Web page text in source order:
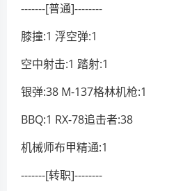
-------[普通]--------
膝撞:1 浮空弹:1
空中射击:1 踏射:1
银弹:38 M-137格林机枪:1
BBQ:1 RX-78追击者:38
机械师布甲精通:1
-------[转职]--------